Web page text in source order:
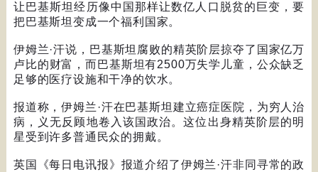
让巴基斯坦经历像中国那样让数亿人口脱贫的巨变，要
把巴基斯坦变成一个福利国家。
伊姆兰·汗说，巴基斯坦腐败的精英阶层掠夺了国家亿万
卢比的财富，而巴基斯坦有2500万失学儿童，公众缺乏
足够的医疗设施和干净的饮水。
报道称，伊姆兰 ·汗在巴基斯坦建立癌症医院，为穷人治
病，义无反顾地卷入该国政治。这位出身精英阶层的明
星受到许多普通民众的拥戴。
英国《每日电讯报》报道介绍了伊姆兰 ·汗非同寻常的政